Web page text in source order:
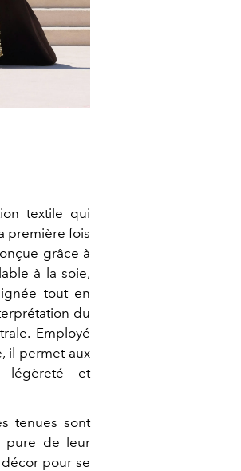
textile qui
première fois
grâce à
à la soie,
tout en
du
Employé
il permet aux
légèreté et
tenues sont
pure de leur
pour se